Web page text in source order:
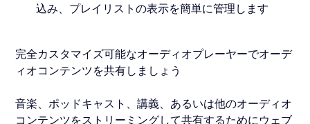
込み、プレイリストの表示を簡単に管理します
完全カスタマイズ可能なオーディオプレーヤーでオーデ
ィオコンテンツを共有しましょう
音楽、ポッドキャスト、講義、あるいは他のオーディオ
コンテンツをストリーミングして共有するためにウェブ